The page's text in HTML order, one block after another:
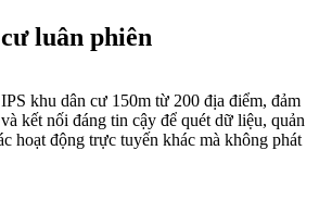
luân phiên
khu dân cư 150m từ 200 địa điểm, đảm
kết nối đáng tin cậy để quét dữ liệu, quản
hoạt động trực tuyến khác mà không phát